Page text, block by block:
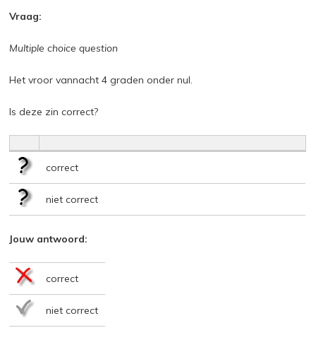
Vraag:
Multiple choice question
Het vroor vannacht 4 graden onder nul.
Is deze zin correct?
correct
niet correct
Jouw antwoord:
correct
niet correct